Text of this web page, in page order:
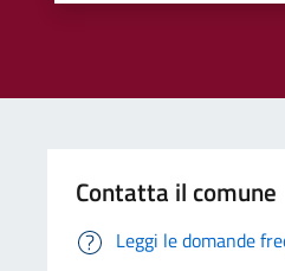
Contatta il comune
Leggi le domande